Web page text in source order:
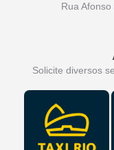
Rua
Solicite diversos